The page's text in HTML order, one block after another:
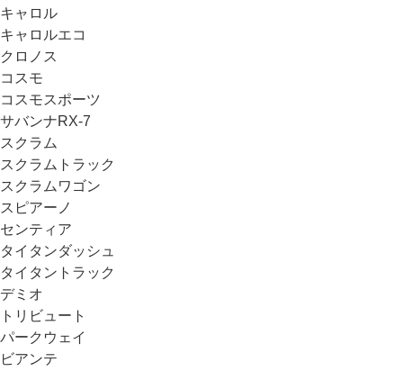
キャロル
キャロルエコ
クロノス
コスモ
コスモスポーツ
サバンナRX-7
スクラム
スクラムトラック
スクラムワゴン
スピアーノ
センティア
タイタンダッシュ
タイタントラック
デミオ
トリビュート
パークウェイ
ビアンテ